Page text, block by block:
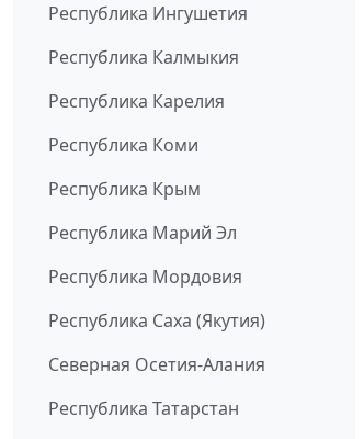
Республика Ингушетия
Республика Калмыкия
Республика Карелия
Республика Коми
Республика Крым
Республика Марий Эл
Республика Мордовия
Республика Саха (Якутия)
Северная Осетия-Алания
Республика Татарстан